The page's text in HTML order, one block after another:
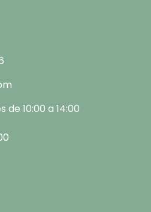
de 10:00 a 14:00